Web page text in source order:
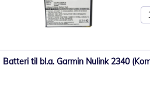
Batteri til bl.a. Garmin Nulink 2340